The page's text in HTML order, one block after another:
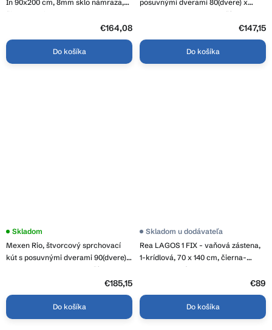
In 90x200 cm, 8mm sklo námraza,
čierny profil, ERG-V02-PARIS-
€164,08
Do košíka
posuvnými dverami 80(dvere) x
80(stena) x 190 cm, 6mm číre sklo,
čierny profil, ERG-S02-TUCSON-
D080D080-CL-BK
4,8
€147,15
Do košíka
Mexen Rio, štvorcový sprchovací
kút s posuvnými dverami 90(dvere) x
90(dvere) x 190 cm, 6mm číre sklo,
čierny profil, 860-090-090-70-00
Priemerné
produktu
je
Skladom
€185,15
Do košíka
Rea LAGOS 1 FIX - vaňová zástena,
1-krídlová, 70 x 140 cm, čierna-
transparentná, REA-K4560
Skladom u dodávateľa
€89
Do košíka